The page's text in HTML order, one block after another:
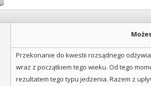
Przekonanie do kwestii rozsądnego
wraz z początkiem tego wieku. Od tego
rezultatem tego typu jedzenia. Razem z